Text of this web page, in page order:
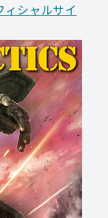
ィシャルサイ